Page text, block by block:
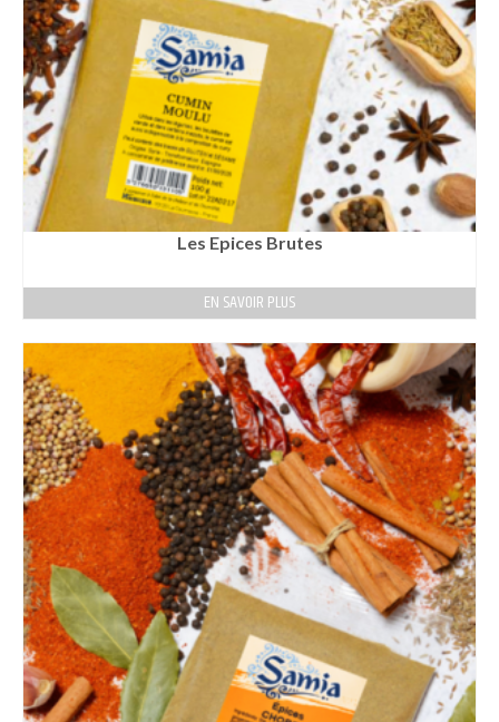
Les Epices Brutes
EN SAVOIR PLUS